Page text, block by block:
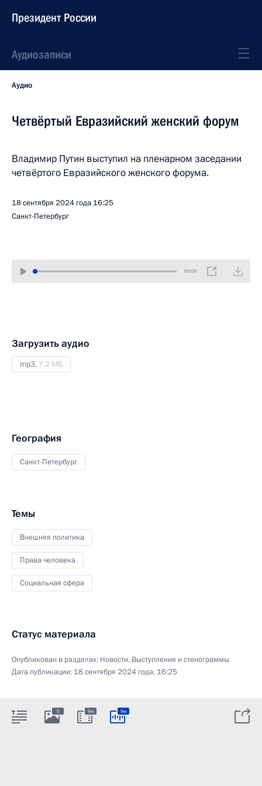
Президент России
Аудиозаписи
Аудио
Четвёртый Евразийский женский форум
Владимир Путин выступил на пленарном заседании
четвёртого Евразийского женского форума.
18 сентября 2024 года 16:25
Санкт-Петербург
00:00
Загрузить аудио
mp3, 7.2 МБ
География
Санкт-Петербург
Темы
Внешняя политика
Права человека
Социальная сфера
Статус материала
Опубликован в разделах: Новости, Выступления и стенограммы
Дата публикации: 18 сентября 2024 года, 16:25
5 9м 9м